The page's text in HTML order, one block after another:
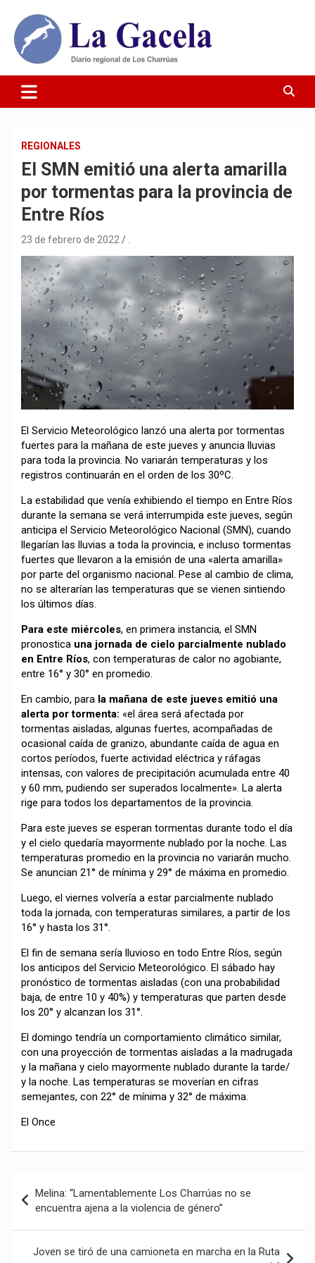
contenido
Diario La Gacela
REGIONALES
El SMN emitió una alerta amarilla
por tormentas para la provincia de
Entre Ríos
23 de febrero de 2022
El Servicio Meteorológico lanzó una alerta por tormentas
fuertes para la mañana de este jueves y anuncia lluvias
para toda la provincia. No variarán temperaturas y los
registros continuarán en el orden de los 30ºC.
La estabilidad que venía exhibiendo el tiempo en Entre Ríos
durante la semana se verá interrumpida este jueves, según
anticipa el Servicio Meteorológico Nacional (SMN), cuando
llegarían las lluvias a toda la provincia, e incluso tormentas
fuertes que llevaron a la emisión de una «alerta amarilla»
por parte del organismo nacional. Pese al cambio de clima,
no se alterarían las temperaturas que se vienen sintiendo
los últimos días.
Para este miércoles, en primera instancia, el SMN
pronostica una jornada de cielo parcialmente nublado
en Entre Ríos, con temperaturas de calor no agobiante,
entre 16° y 30° en promedio.
En cambio, para la mañana de este jueves emitió una
alerta por tormenta: «el área será afectada por
tormentas aisladas, algunas fuertes, acompañadas de
ocasional caída de granizo, abundante caída de agua en
cortos períodos, fuerte actividad eléctrica y ráfagas
intensas, con valores de precipitación acumulada entre 40
y 60 mm, pudiendo ser superados localmente». La alerta
rige para todos los departamentos de la provincia.
Para este jueves se esperan tormentas durante todo el día
y el cielo quedaría mayormente nublado por la noche. Las
temperaturas promedio en la provincia no variarán mucho.
Se anuncian 21° de mínima y 29° de máxima en promedio.
Luego, el viernes volvería a estar parcialmente nublado
toda la jornada, con temperaturas similares, a partir de los
16° y hasta los 31°.
El fin de semana sería lluvioso en todo Entre Ríos, según
los anticipos del Servicio Meteorológico. El sábado hay
pronóstico de tormentas aisladas (con una probabilidad
baja, de entre 10 y 40%) y temperaturas que parten desde
los 20° y alcanzan los 31°.
El domingo tendría un comportamiento climático similar,
con una proyección de tormentas aisladas a la madrugada
y la mañana y cielo mayormente nublado durante la tarde/
y la noche. Las temperaturas se moverían en cifras
semejantes, con 22° de mínima y 32° de máxima.
El Once
de
entradas
Melina: “Lamentablemente Los Charrúas no se
encuentra ajena a la violencia de género”
Joven se tiró de una camioneta en marcha en la Ruta